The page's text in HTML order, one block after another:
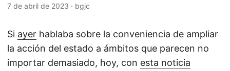
7 de abril de 2023 · bgjc
Si ayer hablaba sobre la conveniencia de ampliar
la acción del estado a ámbitos que parecen no
importar demasiado, hoy, con esta noticia